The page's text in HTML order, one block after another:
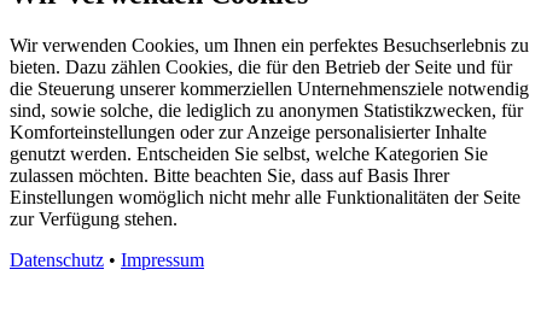
Wir verwenden Cookies, um Ihnen ein perfektes Besuchserlebnis zu
bieten. Dazu zählen Cookies, die für den Betrieb der Seite und für
die Steuerung unserer kommerziellen Unternehmensziele notwendig
sind, sowie solche, die lediglich zu anonymen Statistikzwecken, für
Komforteinstellungen oder zur Anzeige personalisierter Inhalte
genutzt werden. Entscheiden Sie selbst, welche Kategorien Sie
zulassen möchten. Bitte beachten Sie, dass auf Basis Ihrer
Einstellungen womöglich nicht mehr alle Funktionalitäten der Seite
zur Verfügung stehen.
Datenschutz • Impressum